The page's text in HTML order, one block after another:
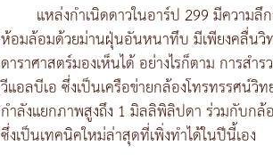
แหล่งกำเนิดดาวในอาร์ป 299 มีความ
ห้อมล้อมด้วยม่านฝุ่นอันหนาทึบ มีเพียงคลื่นวิ
ดาราศาสตร์มองเห็นได้ อย่างไรก็ตาม การสำ
วีแอลบีเอ ซึ่งเป็นเครือข่ายกล้องโทรทรรศน์
กำลังแยกภาพสูงถึง 1 มิลลิพิลิปดา ร่วมกับกล้
ซึ่งเป็นเทคนิคใหม่ล่าสุดที่เพิ่งทำได้ในปีนี้เอง